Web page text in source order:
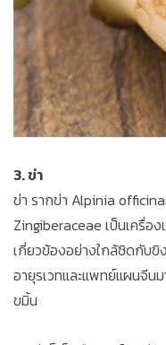
3. ข่า
ข่า รากข่า Alpinia
Zingiberaceae เป็นเครื่อ
เกี่ยวข้องอย่างใกล้ชิดกับขิ
อายุรเวทและแพทย์แผนจีน
ขมิ้น